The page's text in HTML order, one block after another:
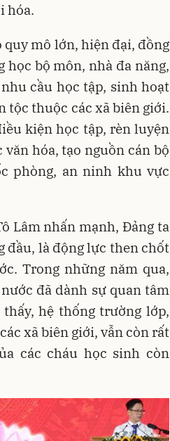
hóa.
mô lớn, hiện đại, đồng
bộ môn, nhà đa năng,
cầu học tập, sinh hoạt
tộc thuộc các xã biên giới.
kiện học tập, rèn luyện
hóa, tạo nguồn cán bộ
phòng, an ninh khu vực
Lâm nhấn mạnh, Đảng ta
đầu, là động lực then chốt
Trong những năm qua,
đã dành sự quan tâm
hệ thống trường lớp,
xã biên giới, vẫn còn rất
các cháu học sinh còn